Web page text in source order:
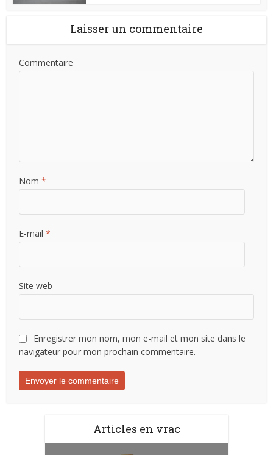
Laisser un commentaire
Commentaire
Nom*
E-mail*
Site web
Enregistrer mon nom, mon e-mail et mon site dans le
navigateur pour mon prochain commentaire.
Articles en vrac